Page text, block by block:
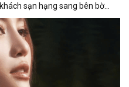
sạn hạng sang bên bờ
đã thể hiện thần thái sang
cương đẳng cấp trị giá gần